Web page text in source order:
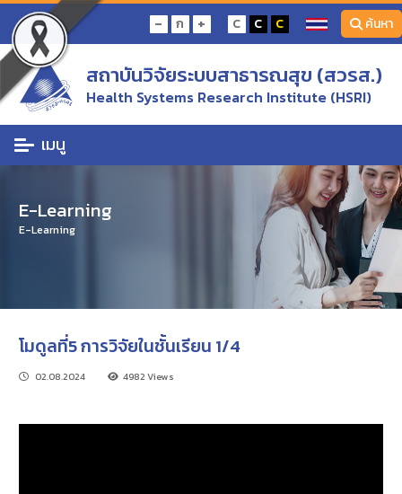
- ก + C C C ค้นหา
สถาบันวิจัยระบบสาธารณสุข (สวรส.)
Health Systems Research Institute (HSRI)
เมนู
หน้าแรก
E-Learning
E-Learning
โมดูลที่5 การวิจัยในชั้นเรียน 1/4
02.08.2024 4982 Views